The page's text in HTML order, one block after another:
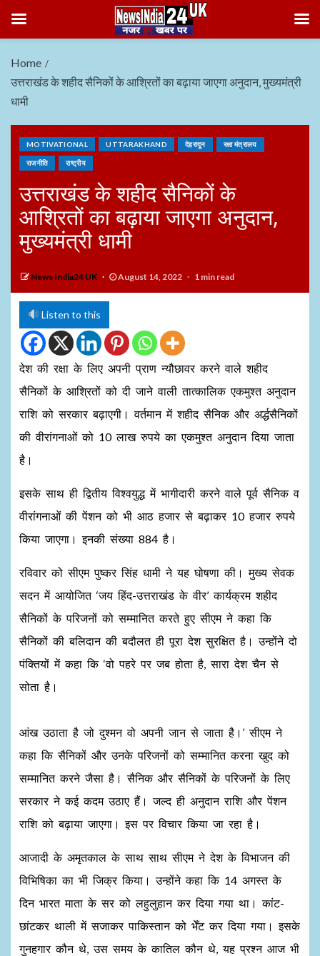
Home
उत्तराखंड के शहीद सैनिकों के आश्रितों का बढ़ाया जाएगा अनुदान, मुख्यमंत्री
धामी
MOTIVATIONAL UTTARAKHAND देहरादून रक्षा मंत्रालय
राजनीति राष्ट्रीय
उत्तराखंड के शहीद सैनिकों के
आश्रितों का बढ़ाया जाएगा अनुदान,
मुख्यमंत्री धामी
News India24 UK August 14, 2022 1 min read
Listen to this
देश की रक्षा के लिए अपनी प्राण न्यौछावर करने वाले शहीद
सैनिकों के आश्रितों को दी जाने वाली तात्कालिक एकमुश्त अनुदान
राशि को सरकार बढ़ाएगी। वर्तमान में शहीद सैनिक और अर्द्धसैनिकों
की वीरांगनाओं को 10 लाख रुपये का एकमुश्त अनुदान दिया जाता
है।
इसके साथ ही द्वितीय विश्वयुद्ध में भागीदारी करने वाले पूर्व सैनिक व
वीरांगनाओं की पेंशन को भी आठ हजार से बढ़ाकर 10 हजार रुपये
किया जाएगा। इनकी संख्या 884 है।
रविवार को सीएम पुष्कर सिंह धामी ने यह घोषणा की। मुख्य सेवक
सदन में आयोजित ‘जय हिंद-उत्तराखंड के वीर’ कार्यक्रम शहीद
सैनिकों के परिजनों को सम्मानित करते हुए सीएम ने कहा कि
सैनिकों की बलिदान की बदौलत ही पूरा देश सुरक्षित है। उन्होंने दो
पंक्तियों में कहा कि ‘वो पहरे पर जब होता है, सारा देश चैन से
सोता है।
आंख उठाता है जो दुश्मन वो अपनी जान से जाता है।’ सीएम ने
कहा कि सैनिकों और उनके परिजनों को सम्मानित करना खुद को
सम्मानित करने जैसा है। सैनिक और सैनिकों के परिजनों के लिए
सरकार ने कई कदम उठाए हैं। जल्द ही अनुदान राशि और पेंशन
राशि को बढ़ाया जाएगा। इस पर विचार किया जा रहा है।
आजादी के अमृतकाल के साथ साथ सीएम ने देश के विभाजन की
विभिषिका का भी जिक्र किया। उन्होंने कहा कि 14 अगस्त के
दिन भारत माता के सर को लहुलुहान कर दिया गया था। कांट-
छांटकर थाली में सजाकर पाकिस्तान को भेँट कर दिया गया। इसके
गुनहगार कौन थे, उस समय के कातिल कौन थे, यह प्रश्न आज भी